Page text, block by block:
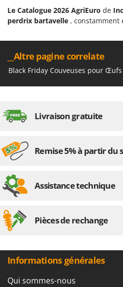
Le Catalogue 2026 AgriEuro de
perdrix bartavelle , constamment
__Altre pagine correlate
Black Friday Couveuses pour Œufs
Livraison gratuite
Remise 5% à partir du
Assistance technique
Pièces de rechange
Informations générales
Qui sommes-nous